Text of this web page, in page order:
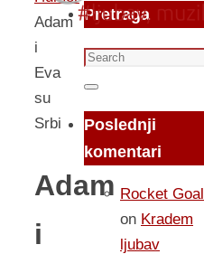
Adam
i
Eva
su
Srbi
Adam
i
Pretraga
Search
for:
Search
Poslednji
komentari
Rocket Goal
on Kradem
ljubav